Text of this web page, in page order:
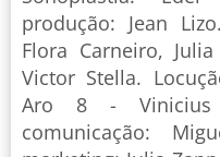
produção: Jean
Flora Carneiro,
Victor Stella.
Aro 8 - Vinicius
comunicação: